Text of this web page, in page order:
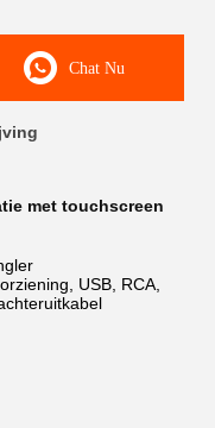
Chat Nu
met touchscreen
USB, RCA,